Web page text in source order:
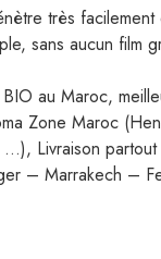
très facilement
sans aucun film
au Maroc,
Zone Maroc
Livraison
– Marrakech –